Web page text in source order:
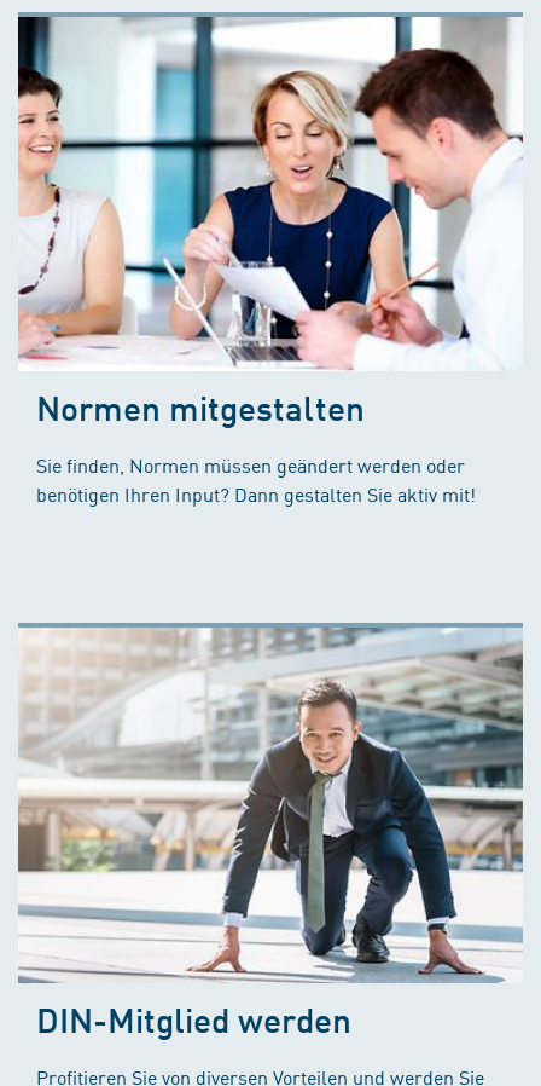
Normen mitgestalten
Sie finden, Normen müssen geändert werden oder
benötigen Ihren Input? Dann gestalten Sie aktiv mit!
DIN-Mitglied werden
Profitieren Sie von diversen Vorteilen und werden Sie